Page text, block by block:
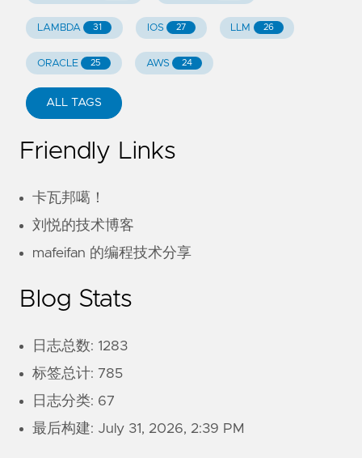
LAMBDA 31 IOS 27 LLM 26
ORACLE 25 AWS 24
ALL TAGS
Friendly Links
卡瓦邦噶！
刘悦的技术博客
mafeifan 的编程技术分享
Blog Stats
日志总数: 1283
标签总计: 785
日志分类: 67
最后构建: July 31, 2026, 2:39 PM